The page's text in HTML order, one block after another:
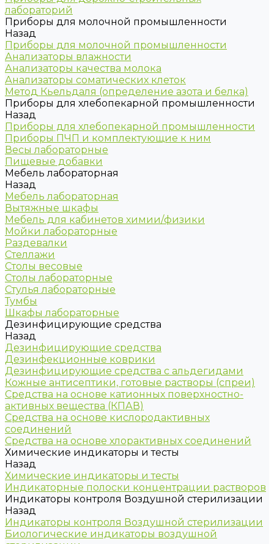
лабораторий
Приборы для молочной промышленности
Назад
Приборы для молочной промышленности
Анализаторы влажности
Анализаторы качества молока
Анализаторы соматических клеток
Метод Кьельдаля (определение азота и белка)
Приборы для хлебопекарной промышленности
Назад
Приборы для хлебопекарной промышленности
Приборы ПЧП и комплектующие к ним
Весы лабораторные
Пищевые добавки
Мебель лабораторная
Назад
Мебель лабораторная
Вытяжные шкафы
Мебель для кабинетов химии/физики
Мойки лабораторные
Раздевалки
Стеллажи
Столы весовые
Столы лабораторные
Стулья лабораторные
Тумбы
Шкафы лабораторные
Дезинфицирующие средства
Назад
Дезинфицирующие средства
Дезинфекционные коврики
Дезинфицирующие средства с альдегидами
Кожные антисептики, готовые растворы (спреи)
Средства на основе катионных поверхностно-
активных вещества (КПАВ)
Средства на основе кислородактивных
соединений
Средства на основе хлорактивных соединений
Химические индикаторы и тесты
Назад
Химические индикаторы и тесты
Индикаторные полоски концентрации растворов
Индикаторы контроля Воздушной стерилизации
Назад
Индикаторы контроля Воздушной стерилизации
Биологические индикаторы воздушной